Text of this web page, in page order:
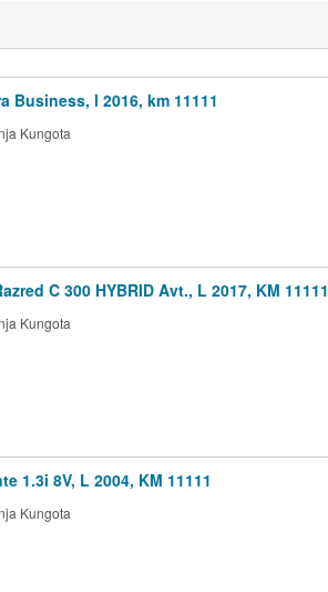
Business, l 2016, km 11111
Kungota
C 300 HYBRID Avt., L 2017, KM 11111
Kungota
1.3i 8V, L 2004, KM 11111
Kungota